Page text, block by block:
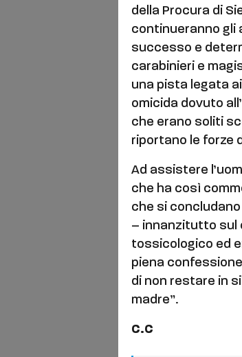
della Procura di
continueranno gli
successo e
carabinieri e
una pista legata
omicida dovuto
che erano soliti
riportano le forze
Ad assistere
che ha così
che si
– innanzitutto sul
tossicologico ed
piena
di non restare in
madre”.
C.C